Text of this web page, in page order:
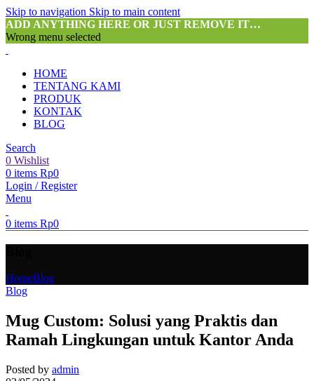
Skip to navigation Skip to main content
ADD ANYTHING HERE OR JUST REMOVE IT…
Wrong menu selected
HOME
TENTANG KAMI
PRODUK
KONTAK
BLOG
Search
0 Wishlist
0 items Rp0
Login / Register
Menu
0 items Rp0
HomeBlog
Blog
Mug Custom: Solusi yang Praktis dan
Ramah Lingkungan untuk Kantor Anda
Posted by admin